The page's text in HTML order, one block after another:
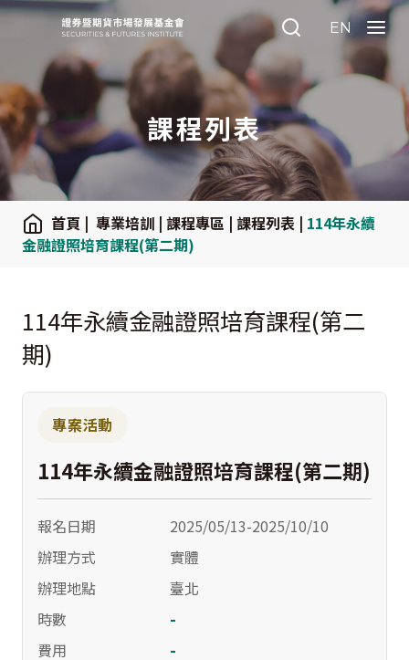
Search EN Menu
課程列表
首頁 | 專業培訓 | 課程專區 | 課程列表 | 114年永續
金融證照培育課程(第二期)
114年永續金融證照培育課程(第二
期)
專案活動
114年永續金融證照培育課程(第二期)
報名日期
2025/05/13-2025/10/10
辦理方式
實體
辦理地點
臺北
時數
-
費用 -